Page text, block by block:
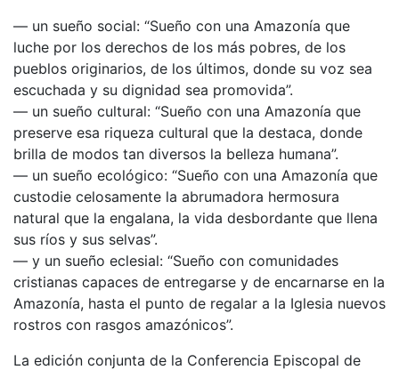
— un sueño social: “Sueño con una Amazonía que
luche por los derechos de los más pobres, de los
pueblos originarios, de los últimos, donde su voz sea
escuchada y su dignidad sea promovida”.
— un sueño cultural: “Sueño con una Amazonía que
preserve esa riqueza cultural que la destaca, donde
brilla de modos tan diversos la belleza humana”.
— un sueño ecológico: “Sueño con una Amazonía que
custodie celosamente la abrumadora hermosura
natural que la engalana, la vida desbordante que llena
sus ríos y sus selvas”.
— y un sueño eclesial: “Sueño con comunidades
cristianas capaces de entregarse y de encarnarse en la
Amazonía, hasta el punto de regalar a la Iglesia nuevos
rostros con rasgos amazónicos”.
La edición conjunta de la Conferencia Episcopal de